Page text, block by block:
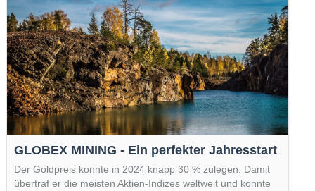
GLOBEX MINING - Ein perfekter Jahresstart
Der Goldpreis konnte in 2024 knapp 30 % zulegen. Damit
übertraf er die meisten Aktien-Indizes weltweit und konnte